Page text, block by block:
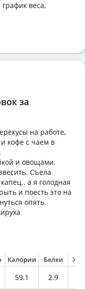
веса,
за
на работе,
кофе с чаем в
и овощами.
Съела
а я голодная
и поесть это на
опять.
Калории Белки
59.1 2.9